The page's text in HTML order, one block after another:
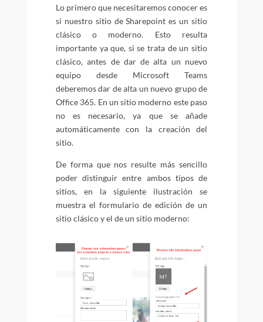
Lo primero que necesitaremos conocer es
si nuestro sitio de Sharepoint es un sitio
clásico o moderno. Esto resulta
importante ya que, si se trata de un sitio
clásico, antes de dar de alta un nuevo
equipo desde Microsoft Teams
deberemos dar de alta un nuevo grupo de
Office 365. En un sitio moderno este paso
no es necesario, ya que se añade
automáticamente con la creación del
sitio.
De forma que nos resulte más sencillo
poder distinguir entre ambos tipos de
sitios, en la siguiente ilustración se
muestra el formulario de edición de un
sitio clásico y el de un sitio moderno: